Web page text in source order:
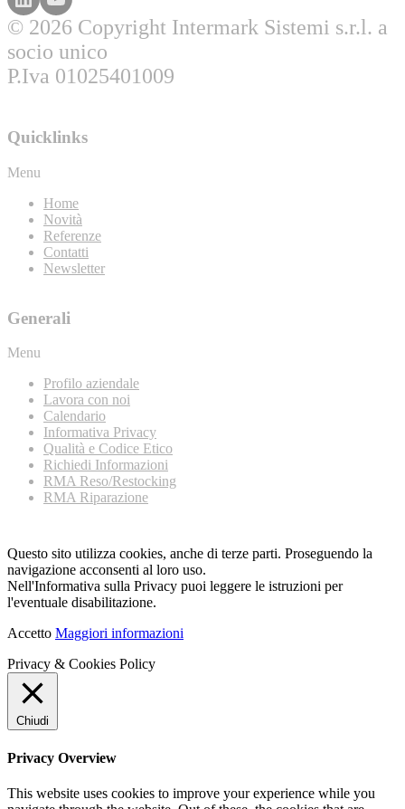
© 2026 Copyright Intermark Sistemi s.r.l. a
socio unico
P.Iva 01025401009
Quicklinks
Menu
Home
Novità
Referenze
Contatti
Newsletter
Generali
Menu
Profilo aziendale
Lavora con noi
Calendario
Informativa Privacy
Qualità e Codice Etico
Richiedi Informazioni
RMA Reso/Restocking
RMA Riparazione
Questo sito utilizza cookies, anche di terze parti. Proseguendo la
navigazione acconsenti al loro uso.
Nell'Informativa sulla Privacy puoi leggere le istruzioni per
l'eventuale disabilitazione.
Accetto Maggiori informazioni
Privacy & Cookies Policy
Chiudi
Privacy Overview
This website uses cookies to improve your experience while you